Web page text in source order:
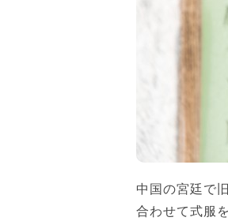
中国の宮廷で
合わせて式服